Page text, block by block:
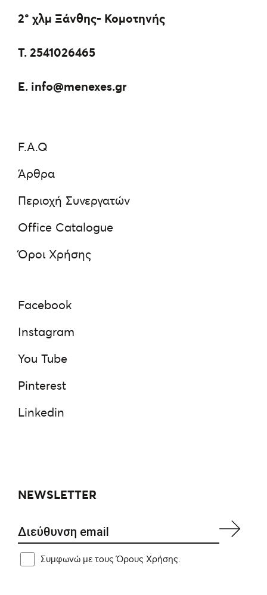
2° χλμ Ξάνθης- Κομοτηνής
Τ.2541026465
E. info@menexes.gr
F.A.Q
Άρθρα
Περιοχή Συνεργατών
Office Catalogue
Όροι Χρήσης
Facebook
Instagram
You Tube
Pinterest
Linkedin
NEWSLETTER
Συμφωνώ με τους Όρους Χρήσης.